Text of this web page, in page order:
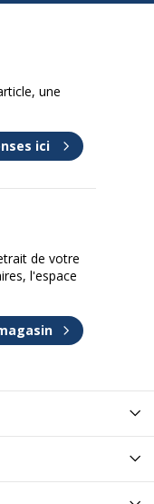
une
ici
de votre
l'espace